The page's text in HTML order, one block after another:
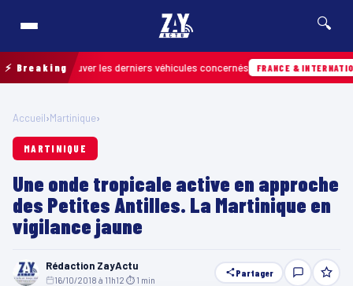
🔍
⚡ Breaking
retrouver les derniers véhicules concernés FRANCE & INTERNATIONALE
Accueil›Martinique›
MARTINIQUE
Une onde tropicale active en approche
des Petites Antilles. La Martinique en
vigilance jaune
Rédaction ZayActu
16/10/2018 à 11h12 ⏱ 1 min
Partager